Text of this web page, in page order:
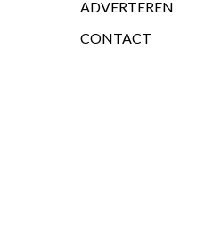
ADVERTEREN
CONTACT